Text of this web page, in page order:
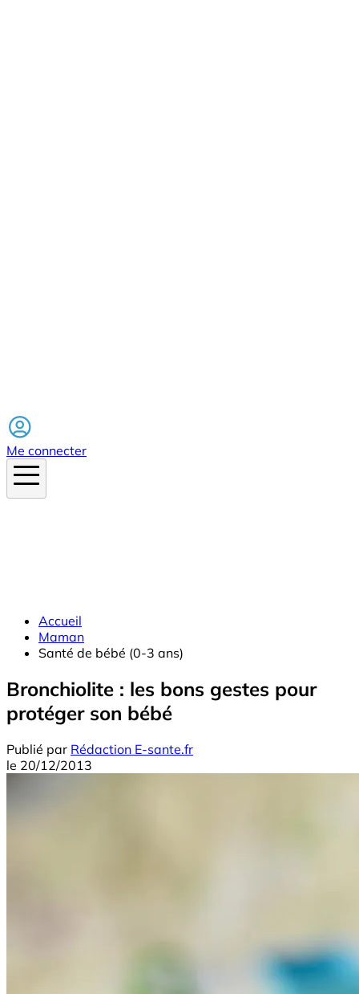
Me connecter
Accueil
Maman
Santé de bébé (0-3 ans)
Bronchiolite : les bons gestes pour
protéger son bébé
Publié par Rédaction E-sante.fr
le 20/12/2013